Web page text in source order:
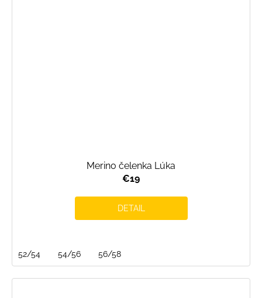
Merino čelenka Lúka
€19
DETAIL
52/54 54/56 56/58